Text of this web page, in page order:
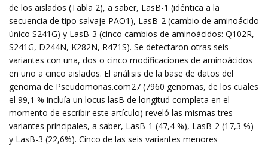
de los aislados (Tabla 2), a saber, LasB-1 (idéntica a la
secuencia de tipo salvaje PAO1), LasB-2 (cambio de aminoácido
único S241G) y LasB-3 (cinco cambios de aminoácidos: Q102R,
S241G, D244N, K282N, R471S). Se detectaron otras seis
variantes con una, dos o cinco modificaciones de aminoácidos
en uno a cinco aislados. El análisis de la base de datos del
genoma de Pseudomonas.com27 (7960 genomas, de los cuales
el 99,1 % incluía un locus lasB de longitud completa en el
momento de escribir este artículo) reveló las mismas tres
variantes principales, a saber, LasB-1 (47,4 %), LasB-2 (17,3 %)
y LasB-3 (22,6%). Cinco de las seis variantes menores